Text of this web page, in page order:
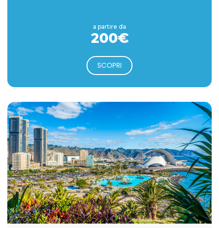
a partire da
200€
SCOPRI